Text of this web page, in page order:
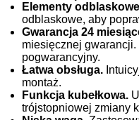
Elementy
odblaskowe, aby
Gwarancja 24
miesięcznej
pogwarancyjny.
Łatwa obsługa.
montaż.
Funkcja kubełkowa.
trójstopniowej zmiany